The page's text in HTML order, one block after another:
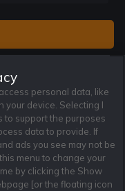
och jag är 18+. Regler
Cookie Policy
Användarvilkor
personal data, like
your device. Selecting I
support the purposes
data to provide. If
ads you see may not be
menu to change your
by clicking the Show
[or the floating icon